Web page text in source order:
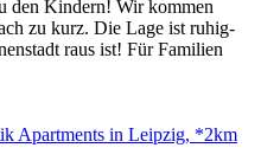
den Kindern! Wir kommen
zu kurz. Die Lage ist ruhig-
raus ist! Für Familien
Apartments in Leipzig, *2km